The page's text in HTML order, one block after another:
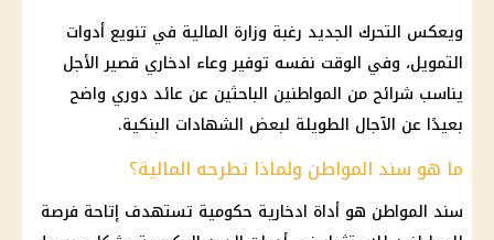
ويعكس التحرك الجديد رغبة وزارة المالية في تنويع أدوات
التمويل، وفي الوقت نفسه توفير وعاء ادخاري قصير الأجل
يناسب شرائح من المواطنين الباحثين عن عائد دوري واضح
بعيدًا عن الآجال الطويلة لبعض الشهادات البنكية.
ما هو سند المواطن ولماذا تطرحه المالية؟
سند المواطن هو أداة ادخارية حكومية تستهدف إتاحة فرصة